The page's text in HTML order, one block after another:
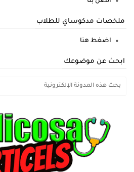
ملخصات مدكوساي للطلاب
اضغط هنا
ابحث عن موضوعك